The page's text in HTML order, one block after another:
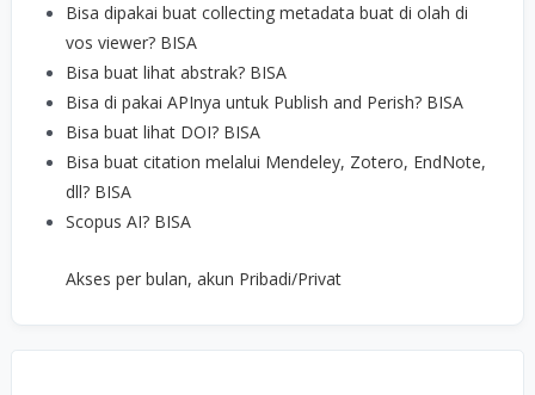
Bisa dipakai buat collecting metadata buat di olah di
vos viewer? BISA
Bisa buat lihat abstrak? BISA
Bisa di pakai APInya untuk Publish and Perish? BISA
Bisa buat lihat DOI? BISA
Bisa buat citation melalui Mendeley, Zotero, EndNote,
dll? BISA
Scopus AI? BISA
Akses per bulan, akun Pribadi/Privat